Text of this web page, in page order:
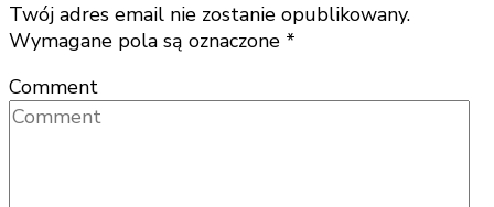
Twój adres email nie zostanie opublikowany.
Wymagane pola są oznaczone *
Comment